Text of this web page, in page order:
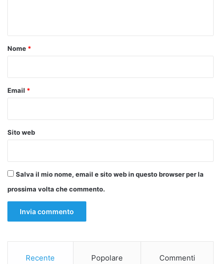
o
Nome *
Email *
Sito web
Salva il mio nome, email e sito web in questo browser per la
prossima volta che commento.
Recente Popolare Commenti